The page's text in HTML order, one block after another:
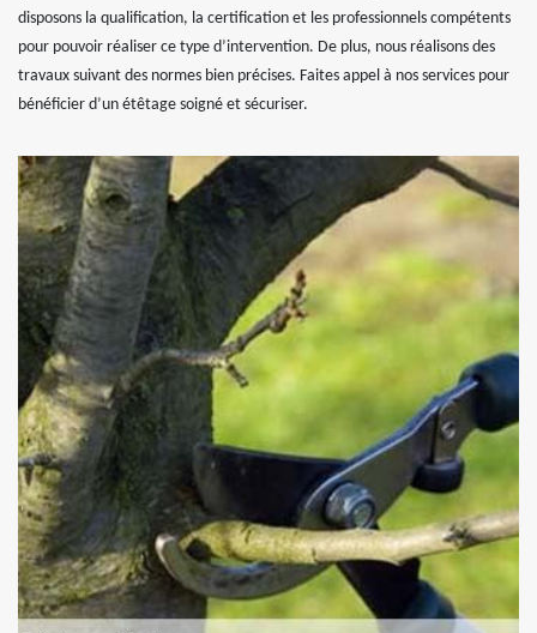
disposons la qualification, la certification et les professionnels compétents
pour pouvoir réaliser ce type d’intervention. De plus, nous réalisons des
travaux suivant des normes bien précises. Faites appel à nos services pour
bénéficier d’un étêtage soigné et sécuriser.